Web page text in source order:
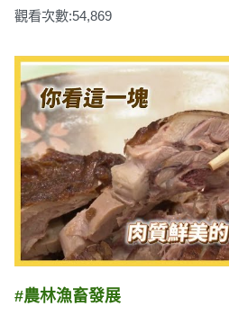
觀看次數:54,869
#農林漁畜發展